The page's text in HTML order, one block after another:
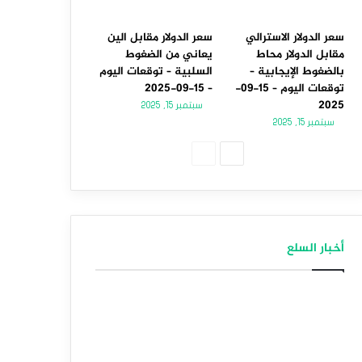
سعر الدولار الاسترالي
مقابل الدولار محاط
بالضغوط الإيجابية –
توقعات اليوم – 15-09-
2025
سبتمبر 15, 2025
سعر الدولار مقابل الين
يعاني من الضغوط
السلبية – توقعات اليوم
– 15-09-2025
سبتمبر 15, 2025
أخبار السلع